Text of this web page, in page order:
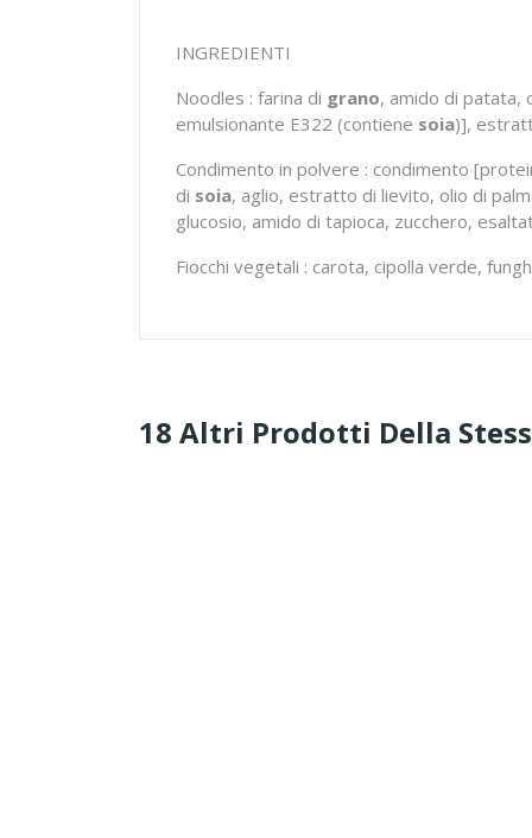
INGREDIENTI
Noodles : farina di grano, amido di patata,
emulsionante E322 (contiene soia)],
Condimento in polvere : condimento
di soia, aglio, estratto di lievito, olio di
glucosio, amido di tapioca, zucchero,
Fiocchi vegetali : carota, cipolla verde,
18 Altri Prodotti Della